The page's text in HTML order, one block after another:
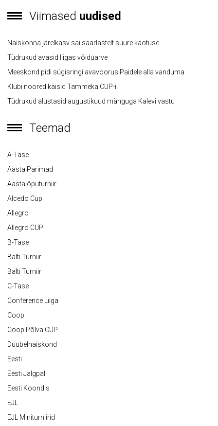
Viimased uudised
Naiskonna järelkasv sai saarlastelt suure kaotuse
Tüdrukud avasid liigas võiduarve
Meeskond pidi sügisringi avavoorus Paidele alla vanduma
Klubi noored käisid Tammeka CUP-il
Tüdrukud alustasid augustikuud mänguga Kalevi vastu
Teemad
A-Tase
Aasta Parimad
Aastalõputurniir
Alcedo Cup
Allegro
Allegro CUP
B-Tase
Balti Turniir
Balti Turniir
C-Tase
Conference Liiga
Coop
Coop Põlva CUP
Duubelnaiskond
Eesti
Eesti Jalgpall
Eesti Koondis
EJL
EJL Miniturniirid